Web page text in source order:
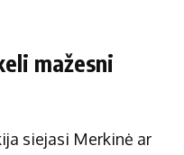
mažesni
siejasi Merkinė ar